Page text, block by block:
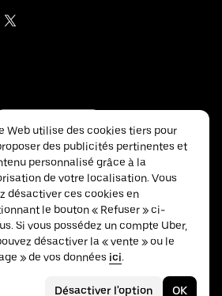
Inc.
Web utilise des cookies tiers pour
des publicités pertinentes et
personnalisé grâce à la
de votre localisation. Vous
désactiver ces cookies en
le bouton « Refuser » ci-
Si vous possédez un compte Uber,
désactiver la « vente » ou le
» de vos données ici.
Désactiver l'option OK